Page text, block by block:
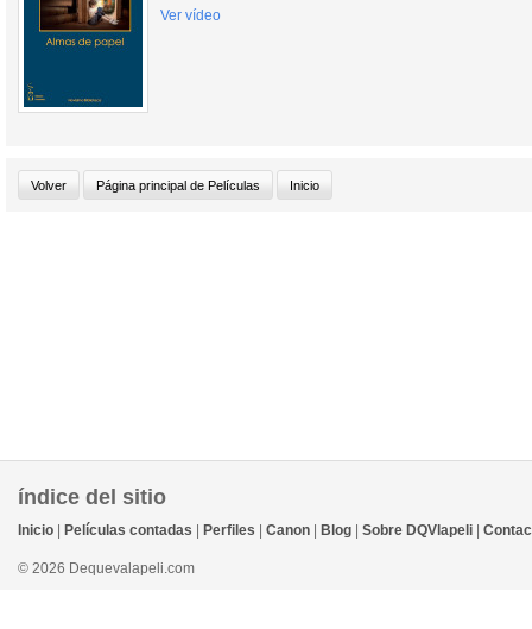
Ver vídeo
índice del sitio
Inicio Películas contadas Perfiles Canon Blog Sobre DQVlapeli
© 2026 Dequevalapeli.com